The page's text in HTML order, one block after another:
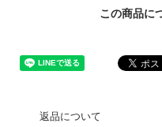
この商品に
返品について